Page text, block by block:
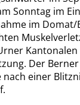
Sonntag im
im
Der
nach einer